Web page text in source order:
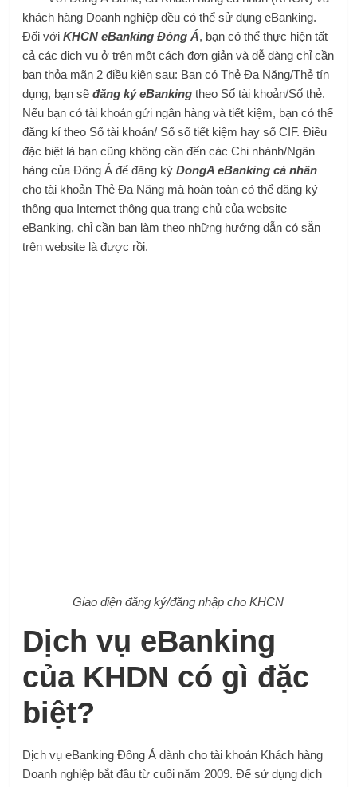
khách hàng Doanh nghiệp đều có thể sử dụng eBanking.
Đối vớiKHCN eBanking Đông Á, bạn có thể thực hiện tất
cả các dịch vụ ở trên một cách đơn giản và dễ dàng chỉ cần
bạn thỏa mãn 2 điều kiện sau: Bạn có Thẻ Đa Năng/Thẻ tín
dụng, bạn sẽđăng ký eBanking theo Số tài khoản/Số thẻ.
Nếu bạn có tài khoản gửi ngân hàng và tiết kiệm, bạn có thể
đăng kí theo Số tài khoản/ Số sổ tiết kiệm hay số CIF. Điều
đặc biệt là bạn cũng không cần đến các Chi nhánh/Ngân
hàng của Đông Á để đăng kýDongA eBanking cá nhân
cho tài khoản Thẻ Đa Năng mà hoàn toàn có thể đăng ký
thông qua Internet thông qua trang chủ của website
eBanking, chỉ cần bạn làm theo những hướng dẫn có sẵn
trên website là được rồi.
Giao diện đăng ký/đăng nhập cho KHCN
Dịch vụ eBanking
của KHDN có gì đặc
biệt?
Dịch vụ eBanking Đông Á dành cho tài khoản Khách hàng
Doanh nghiệp bắt đầu từ cuối năm 2009. Để sử dụng dịch